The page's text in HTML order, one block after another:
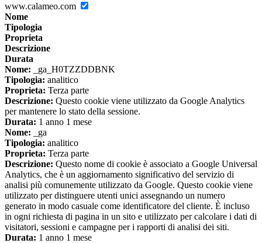
www.calameo.com
Nome
Tipologia
Proprieta
Descrizione
Durata
Nome: _ga_H0TZZDDBNK
Tipologia: analitico
Proprieta: Terza parte
Descrizione: Questo cookie viene utilizzato da Google Analytics
per mantenere lo stato della sessione.
Durata: 1 anno 1 mese
Nome: _ga
Tipologia: analitico
Proprieta: Terza parte
Descrizione: Questo nome di cookie è associato a Google Universal
Analytics, che è un aggiornamento significativo del servizio di
analisi più comunemente utilizzato da Google. Questo cookie viene
utilizzato per distinguere utenti unici assegnando un numero
generato in modo casuale come identificatore del cliente. È incluso
in ogni richiesta di pagina in un sito e utilizzato per calcolare i dati di
visitatori, sessioni e campagne per i rapporti di analisi dei siti.
Durata: 1 anno 1 mese